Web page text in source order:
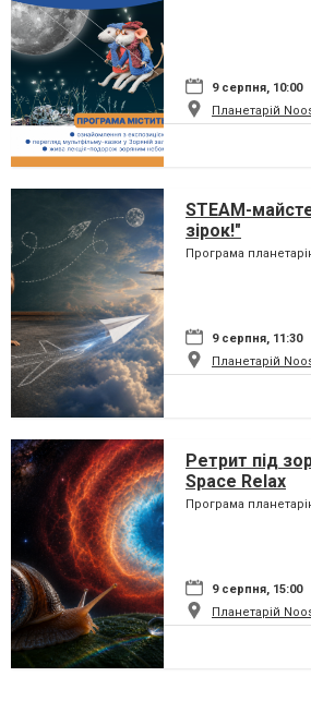
9 серпня, 10:00
Планетарій
STEAM-
зірок!"
Програма
9 серпня, 11:30
Планетарій
Ретрит під
Space Relax
Програма
9 серпня, 15:00
Планетарій